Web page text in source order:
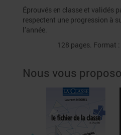
Éprouvés en classe et validés
respectent une progression à
l’année.
128 pages. Format
Nous vous